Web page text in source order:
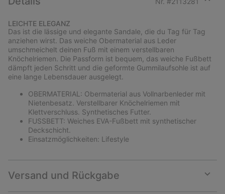
section
LEICHTE ELEGANZ
Das ist die lässige und elegante Sandale, die du Tag für Tag
anziehen wirst. Das weiche Obermaterial aus Leder
umschmeichelt deinen Fuß mit einem verstellbaren
Knöchelriemen. Die Passform ist bequem, das weiche Fußbett
dämpft jeden Schritt und die geformte Gummilaufsohle ist auf
eine lange Lebensdauer ausgelegt.
OBERMATERIAL: Obermaterial aus Vollnarbenleder mit
Nietenbesatz. Verstellbarer Knöchelriemen mit
Klettverschluss. Synthetisches Futter.
FUSSBETT: Weiches EVA-Fußbett mit synthetischer
Deckschicht.
Einsatzmöglichkeiten: Lifestyle
Versand und Rückgabe